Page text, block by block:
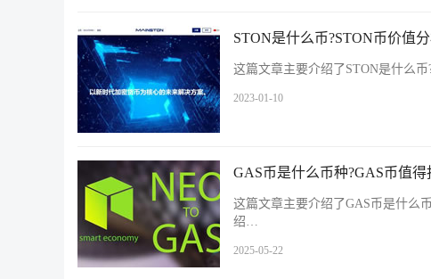
STON是什么币?STON币价值
这篇文章主要介绍了STON是什么
2023-01-10
GAS币是什么币种?GAS币值
这篇文章主要介绍了GAS币是什么
绍…
2025-05-22